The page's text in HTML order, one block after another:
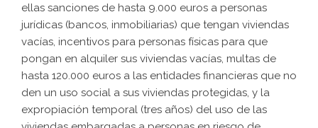
ellas sanciones de hasta 9.000 euros a personas
jurídicas (bancos, inmobiliarias) que tengan viviendas
vacías, incentivos para personas físicas para que
pongan en alquiler sus viviendas vacías, multas de
hasta 120.000 euros a las entidades financieras que no
den un uso social a sus viviendas protegidas, y la
expropiación temporal (tres años) del uso de las